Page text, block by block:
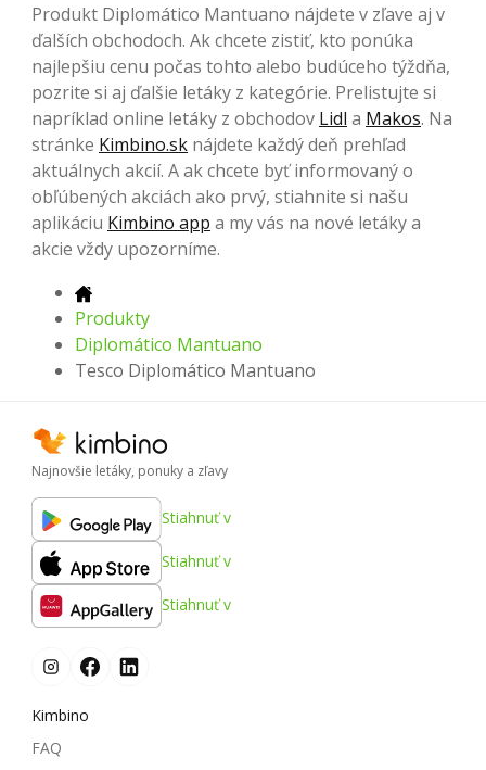
Produkt Diplomático Mantuano nájdete v zľave aj v
ďalších obchodoch. Ak chcete zistiť, kto ponúka
najlepšiu cenu počas tohto alebo budúceho týždňa,
pozrite si aj ďalšie letáky z kategórie. Prelistujte si
napríklad online letáky z obchodov Lidl a Makos. Na
stránke Kimbino.sk nájdete každý deň prehľad
aktuálnych akcií. A ak chcete byť informovaný o
obľúbených akciách ako prvý, stiahnite si našu
aplikáciu Kimbino app a my vás na nové letáky a
akcie vždy upozorníme.
Produkty
Diplomático Mantuano
Tesco Diplomático Mantuano
Najnovšie letáky, ponuky a zľavy
Stiahnuť v
Stiahnuť v
Stiahnuť v
Kimbino
FAQ